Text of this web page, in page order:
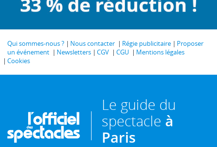
Qui sommes-nous ? Nous contacter Régie publicitaire
Proposer
un événement
Newsletters CGV CGU
Mentions légales
Cookies
Le guide du
spectacle à
Paris